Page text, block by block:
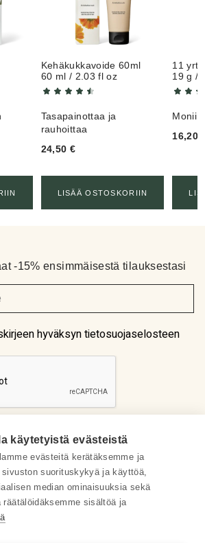
Kehäkukkavoide 60ml
60 ml / 2.03 fl oz
Tasapainottaa ja
rauhoittaa
24,50 €
LISÄÄ OSTOSKORIIN
11
19 g /
16,20
-15% ensimmäisestä tilauksestasi
hyväksyn tietosuojaselosteen
käytetyistä evästeistä
evästeitä kerätäksemme ja
suorituskykyä ja käyttöä,
median ominaisuuksia sekä
räätälöidäksemme sisältöä ja